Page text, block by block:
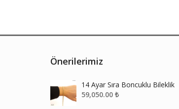
Önerilerimiz
14 Ayar Sıra Boncuklu Bileklik
59,050.00 ₺